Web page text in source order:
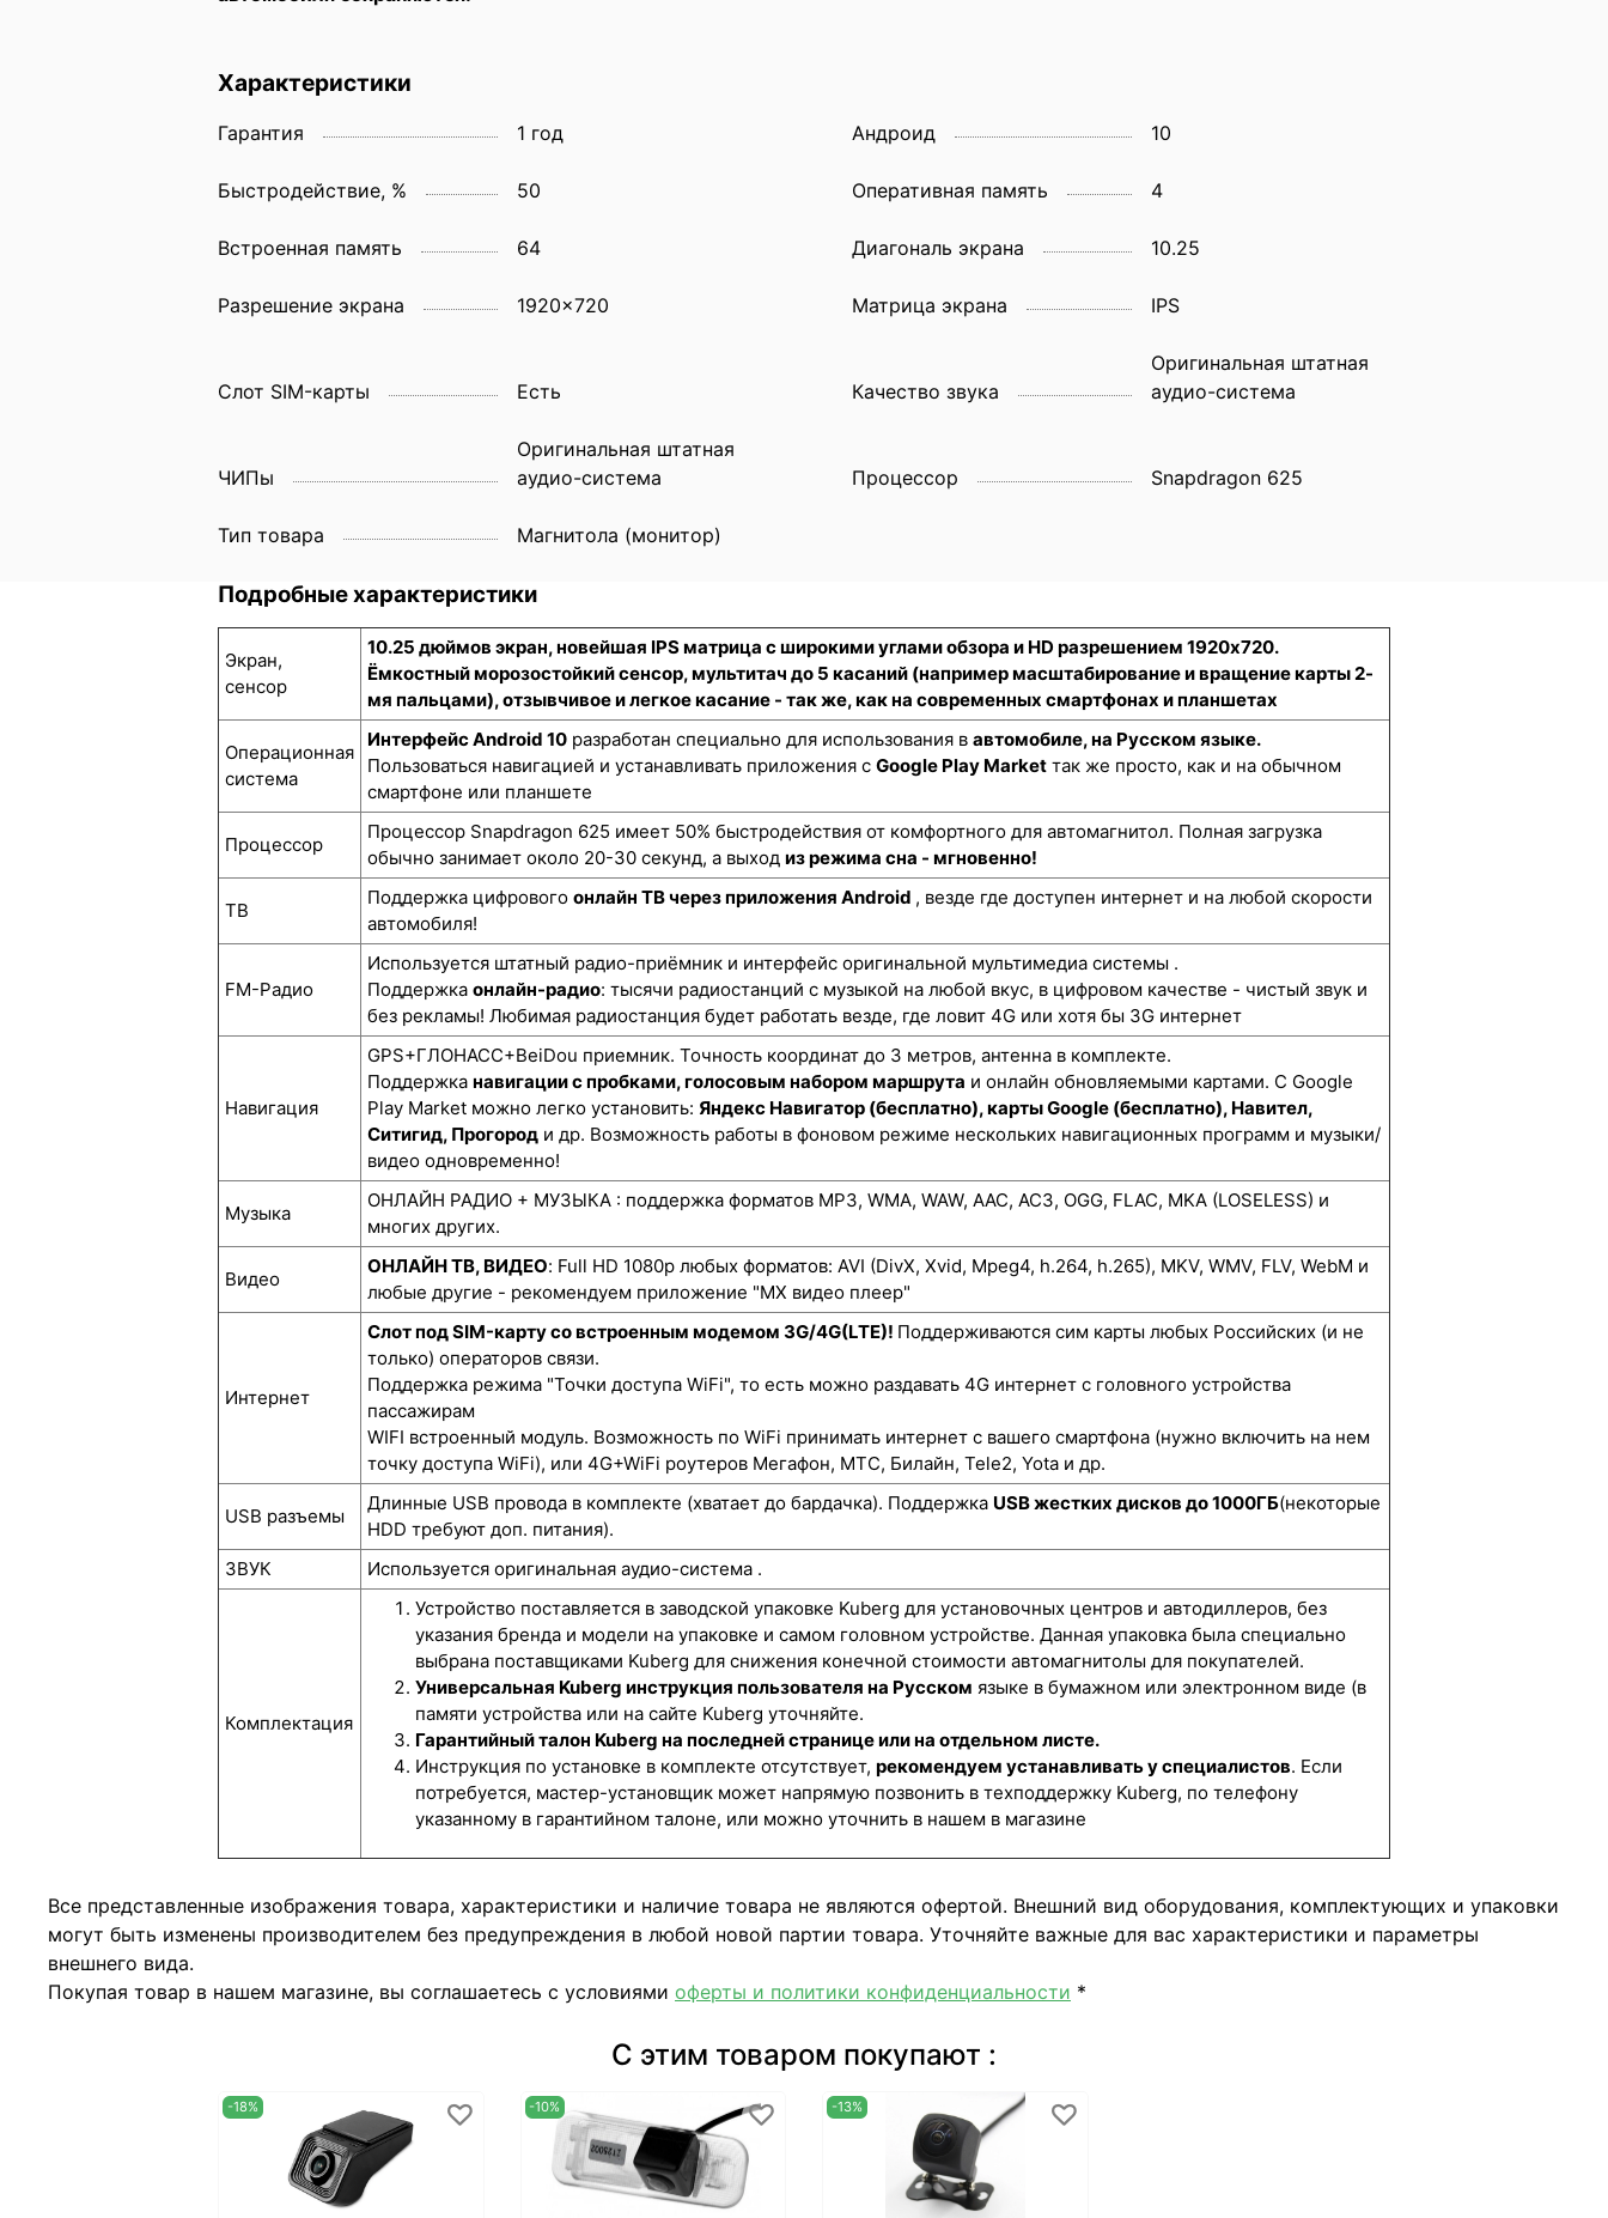
Характеристики
Гарантия 1 год Андроид 10
Быстродействие, % 50 Оперативная память 4
Встроенная память 64 Диагональ экрана 10.25
Разрешение экрана 1920x720 Матрица экрана IPS
Слот SIM-карты Eсть Качество звука
Оригинальная штатная
аудио-система
ЧИПы
Оригинальная штатная
аудио-система
Процессор Snapdragon 625
Тип товара Магнитола (монитор)
Подробные характеристики
Экран,
сенсор
10.25 дюймов экран, новейшая IPS матрица с широкими углами обзора и HD разрешением 1920x720.
Ёмкостный морозостойкий сенсор, мультитач до 5 касаний (например масштабирование и вращение карты 2-
мя пальцами), отзывчивое и легкое касание - так же, как на современных смартфонах и планшетах
Операционная
система
Интерфейс Android 10 разработан специально для использования в автомобиле, на Русском языке.
Пользоваться навигацией и устанавливать приложения с Google Play Market так же просто, как и на обычном
смартфоне или планшете
Процессор
Процессор Snapdragon 625 имеет 50% быстродействия от комфортного для автомагнитол. Полная загрузка
обычно занимает около 20-30 секунд, а выход из режима сна - мгновенно!
ТВ
Поддержка цифрового онлайн ТВ через приложения Android , везде где доступен интернет и на любой скорости
автомобиля!
FM-Радио
Используется штатный радио-приёмник и интерфейс оригинальной мультимедиа системы .
Поддержка онлайн-радио: тысячи радиостанций с музыкой на любой вкус, в цифровом качестве - чистый звук и
без рекламы! Любимая радиостанция будет работать везде, где ловит 4G или хотя бы 3G интернет
Навигация
GPS+ГЛОНАСС+BeiDou приемник. Точность координат до 3 метров, антенна в комплекте.
Поддержка навигации с пробками, голосовым набором маршрута и онлайн обновляемыми картами. С Google
Play Market можно легко установить: Яндекс Навигатор (бесплатно), карты Google (бесплатно), Навител,
Ситигид, Прогород и др. Возможность работы в фоновом режиме нескольких навигационных программ и музыки/
видео одновременно!
Музыка
ОНЛАЙН РАДИО + МУЗЫКА : поддержка форматов MP3, WMA, WAW, AAC, AC3, OGG, FLAC, MKA (LOSELESS) и
многих других.
Видео
ОНЛАЙН ТВ, ВИДЕО: Full HD 1080p любых форматов: AVI (DivX, Xvid, Mpeg4, h.264, h.265), MKV, WMV, FLV, WebM и
любые другие - рекомендуем приложение "MX видео плеер"
Интернет
Слот под SIM-карту со встроенным модемом 3G/4G(LTE)! Поддерживаются сим карты любых Российских (и не
только) операторов связи.
Поддержка режима "Точки доступа WiFi", то есть можно раздавать 4G интернет с головного устройства
пассажирам
WIFI встроенный модуль. Возможность по WiFi принимать интернет с вашего смартфона (нужно включить на нем
точку доступа WiFi), или 4G+WiFi роутеров Мегафон, МТС, Билайн, Tele2, Yota и др.
USB разъемы
Длинные USB провода в комплекте (хватает до бардачка). Поддержка USB жестких дисков до 1000ГБ(некоторые
HDD требуют доп. питания).
ЗВУК
Используется оригинальная аудио-система .
Комплектация
Устройство поставляется в заводской упаковке Kuberg для установочных центров и автодиллеров, без
указания бренда и модели на упаковке и самом головном устройстве. Данная упаковка была специально
выбрана поставщиками Kuberg для снижения конечной стоимости автомагнитолы для покупателей.
Универсальная Kuberg инструкция пользователя на Русском языке в бумажном или электронном виде (в
памяти устройства или на сайте Kuberg уточняйте.
Гарантийный талон Kuberg на последней странице или на отдельном листе.
Инструкция по установке в комплекте отсутствует, рекомендуем устанавливать у специалистов. Если
потребуется, мастер-установщик может напрямую позвонить в техподдержку Kuberg, по телефону
указанному в гарантийном талоне, или можно уточнить в нашем в магазине
Все представленные изображения товара, характеристики и наличие товара не являются офертой. Внешний вид оборудования, комплектующих и упаковки
могут быть изменены производителем без предупреждения в любой новой партии товара. Уточняйте важные для вас характеристики и параметры
внешнего вида.
Покупая товар в нашем магазине, вы соглашаетесь с условиями оферты и политики конфиденциальности *
С этим товаром покупают :
-18% -10% -13%